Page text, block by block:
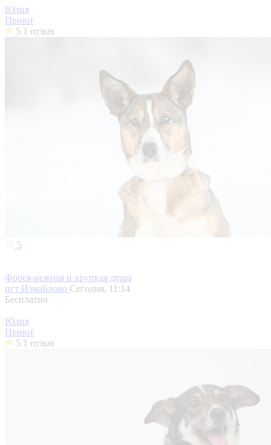
Юлия
Приют
5 1 отзыв
5
Фрося-нежная и хрупкая душа
пгт Измайлово Сегодня, 11:14
Бесплатно
Юлия
Приют
5 1 отзыв